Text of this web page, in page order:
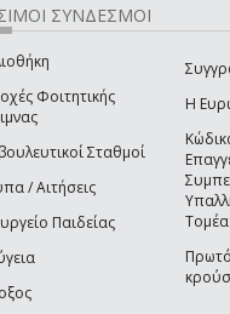
ΣΥΝΔΕΣΜΟΙ
Φοιτητικής
Σταθμοί
/ Αιτήσεις
Παιδείας
Η
Τομέα